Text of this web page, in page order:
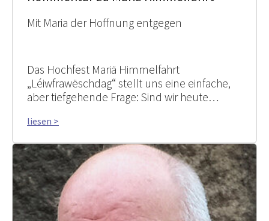
Mit Maria der Hoffnung entgegen
Das Hochfest Mariä Himmelfahrt
„Léiwfrawëschdag“ stellt uns eine einfache,
aber tiefgehende Frage: Sind wir heute…
liesen >